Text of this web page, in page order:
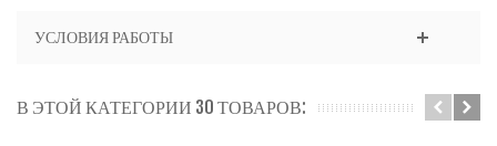
УСЛОВИЯ РАБОТЫ
В ЭТОЙ КАТЕГОРИИ 30 ТОВАРОВ: